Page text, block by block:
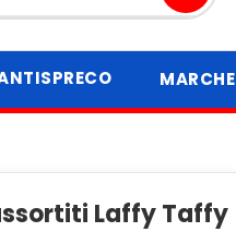
MARCHE
Laffy Taffy